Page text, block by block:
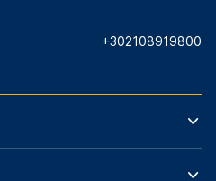
+302108919800